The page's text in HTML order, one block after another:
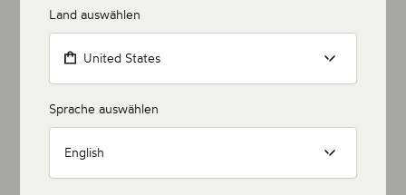
Land auswählen
United States
Sprache auswählen
English